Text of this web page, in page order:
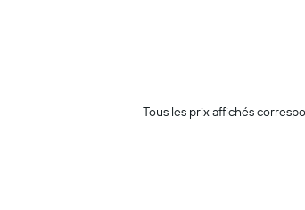
Tous les prix affichés